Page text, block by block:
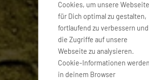
Cookies, um unsere Webseite
für Dich optimal zu gestalten,
fortlaufend zu verbessern und
die Zugriffe auf unsere
Webseite zu analysieren.
Cookie-Informationen werden
in deinem Browser